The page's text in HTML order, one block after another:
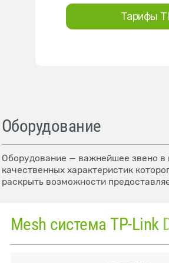
Тарифы
Оборудование
Оборудование — важнейшее звено в
качественных характеристик
раскрыть возможности